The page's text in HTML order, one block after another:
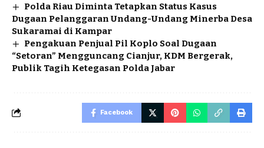
Polda Riau Diminta Tetapkan Status Kasus
Dugaan Pelanggaran Undang-Undang Minerba Desa
Sukaramai di Kampar
Pengakuan Penjual Pil Koplo Soal Dugaan
“Setoran” Mengguncang Cianjur, KDM Bergerak,
Publik Tagih Ketegasan Polda Jabar
Facebook